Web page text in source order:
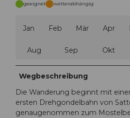
geeignet wetterabhängig
Jan Feb Mär Apr
Aug Sep Okt
Wegbeschreibung
Die Wanderung beginnt mit
ersten Drehgondelbahn von
genaugenommen zum